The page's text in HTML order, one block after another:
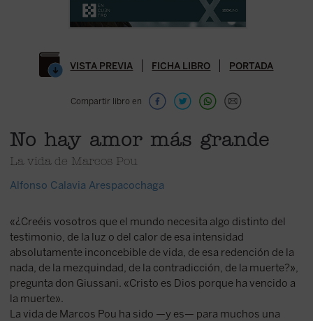
VISTA PREVIA FICHA LIBRO PORTADA
Compartir libro en
No hay amor más grande
La vida de Marcos Pou
Alfonso Calavia Arespacochaga
«¿Creéis vosotros que el mundo necesita algo distinto del
testimonio, de la luz o del calor de esa intensidad
absolutamente inconcebible de vida, de esa redención de la
nada, de la mezquindad, de la contradicción, de la muerte?»,
pregunta don Giussani. «Cristo es Dios porque ha vencido a
la muerte».
La vida de Marcos Pou ha sido —y es— para muchos una